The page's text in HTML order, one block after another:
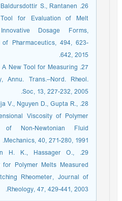
Baldursdottir S., Rantanen
for Evaluation of Melt
Dosage Forms,
of Pharmaceutics, 494, 623-
642, 2015.
A New Tool for Measuring
Annu. Trans.–Nord. Rheol.
Soc, 13, 227-232, 2005.
V., Nguyen D., Gupta R.,
Viscosity of Polymer
of Non-Newtonian Fluid
Mechanics, 40, 271-280, 1991.
H. K., Hassager O.,
for Polymer Melts Measured
Rheometer, Journal of
Rheology, 47, 429-441, 2003.